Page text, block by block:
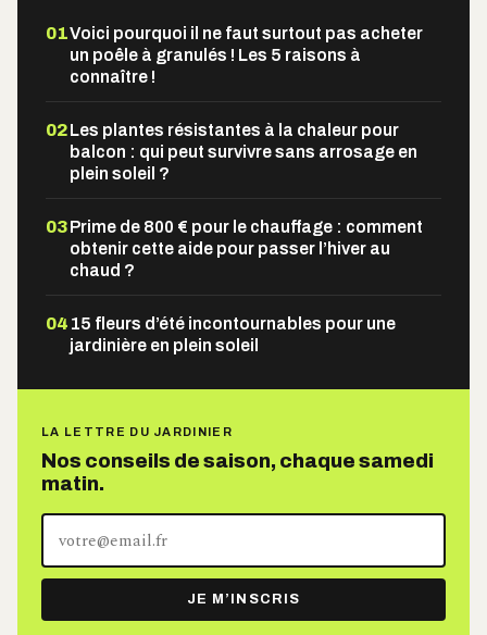
01Voici pourquoi il ne faut surtout pas acheter
un poêle à granulés ! Les 5 raisons à
connaître !
02Les plantes résistantes à la chaleur pour
balcon : qui peut survivre sans arrosage en
plein soleil ?
03Prime de 800 € pour le chauffage : comment
obtenir cette aide pour passer l’hiver au
chaud ?
04 15 fleurs d’été incontournables pour une
jardinière en plein soleil
LA LETTRE DU JARDINIER
Nos conseils de saison, chaque samedi
matin.
Votre
adresse
e-
mail
JE M’INSCRIS